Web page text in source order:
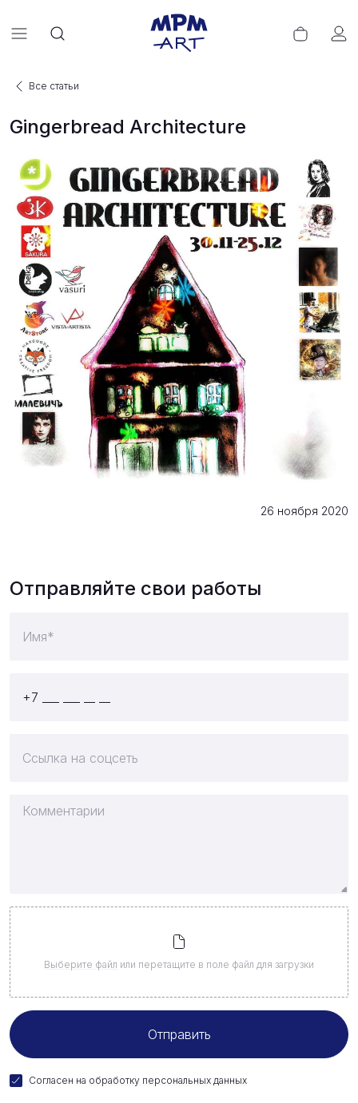
Все статьи
Gingerbread Architecture
26 ноября 2020
Отправляйте свои работы
Выберите файл или перетащите в поле файл для загрузки
Согласен на обработку персональных данных